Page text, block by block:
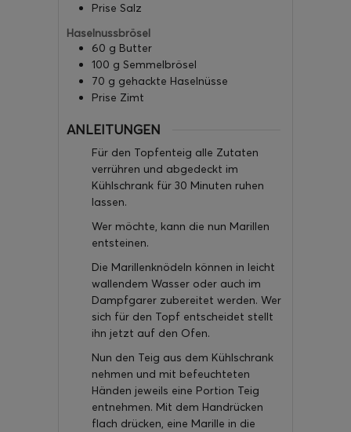
Prise Salz
Haselnussbrösel
60 g Butter
100 g Semmelbrösel
70 g gehackte Haselnüsse
Prise Zimt
ANLEITUNGEN
Für den Topfenteig alle Zutaten
verrühren und abgedeckt im
Kühlschrank für 30 Minuten ruhen
lassen.
Wer möchte, kann die nun Marillen
entsteinen.
Die Marillenknödeln können in leicht
wallendem Wasser oder auch im
Dampfgarer zubereitet werden. Wer
sich für den Topf entscheidet stellt
ihn jetzt auf den Ofen.
Nun den Teig aus dem Kühlschrank
nehmen und mit befeuchteten
Händen jeweils eine Portion Teig
entnehmen. Mit dem Handrücken
flach drücken, eine Marille in die